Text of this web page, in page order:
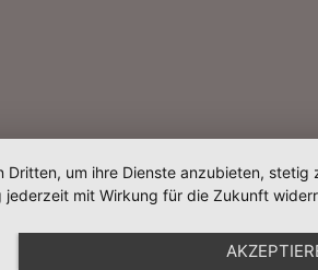
Dritten, um ihre Dienste anzubieten,
mit Wirkung für die Zukunft